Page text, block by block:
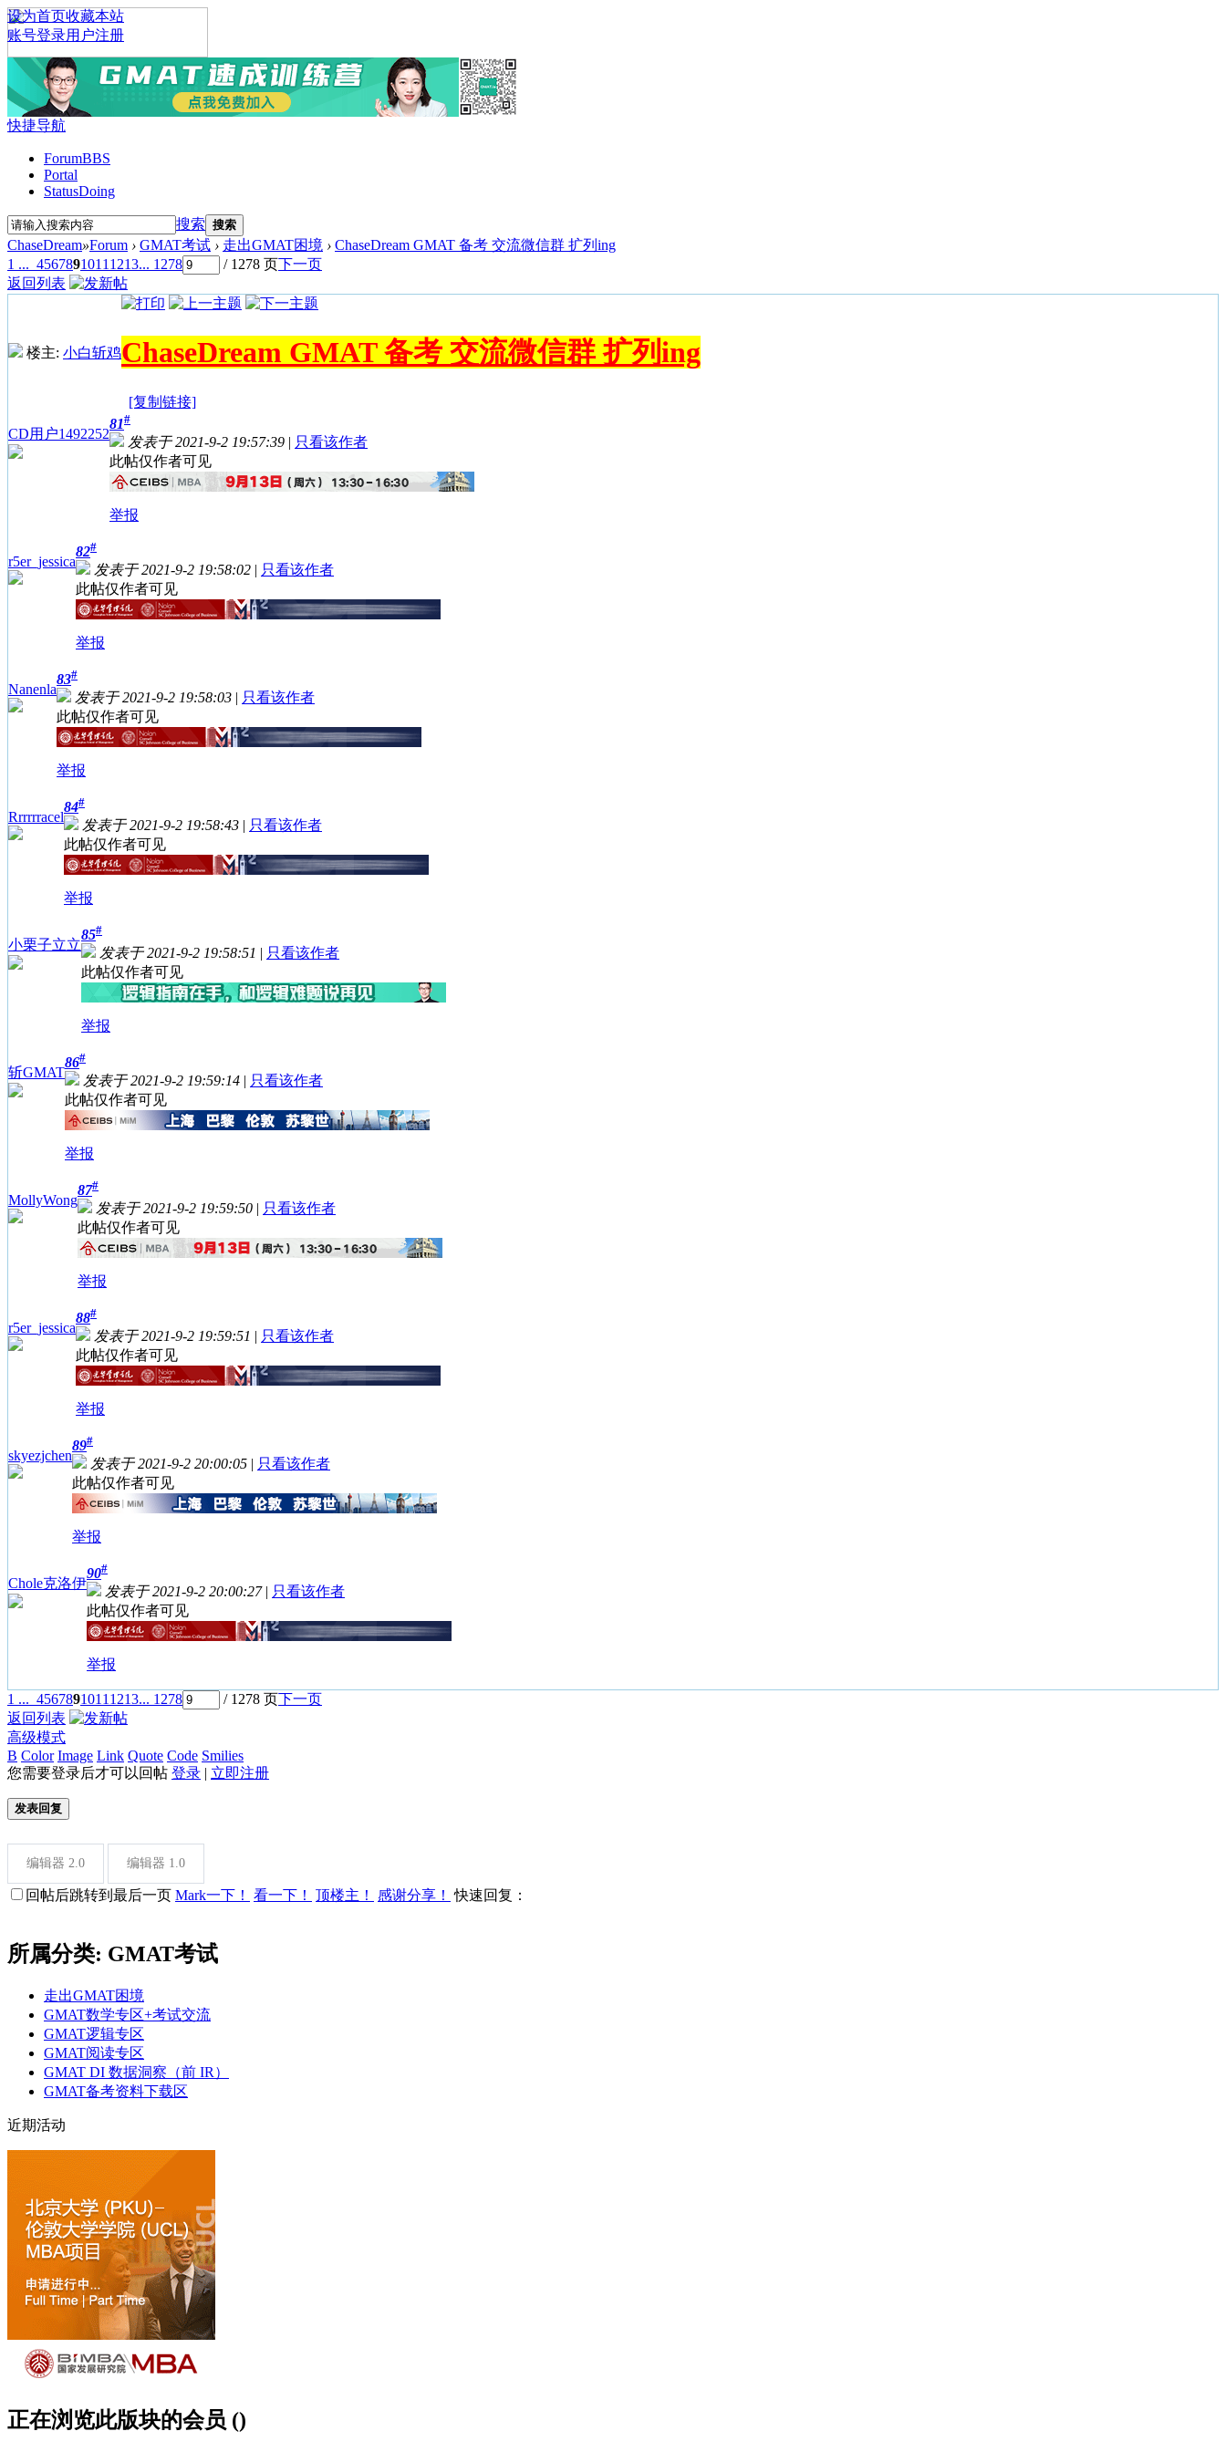
设为首页收藏本站
账号登录用户注册
快捷导航
ForumBBS
Portal
StatusDoing
搜索 搜索
ChaseDream»Forum › GMAT考试 › 走出GMAT困境 › ChaseDream GMAT 备考 交流微信群 扩列ing
1 ... 4567891011 1213... 1278 / 1278 页下一页
返回列表
楼主: 小白斩鸡ChaseDream GMAT 备考 交流微信群 扩列ing
[复制链接]
CD用户1492252
81#
发表于 2021-9-2 19:57:39 | 只看该作者
此帖仅作者可见
举报
r5er_jessica
82#
发表于 2021-9-2 19:58:02 | 只看该作者
此帖仅作者可见
举报
Nanenla
83#
发表于 2021-9-2 19:58:03 | 只看该作者
此帖仅作者可见
举报
Rrrrrracel
84#
发表于 2021-9-2 19:58:43 | 只看该作者
此帖仅作者可见
举报
小栗子立立
85#
发表于 2021-9-2 19:58:51 | 只看该作者
此帖仅作者可见
举报
斩GMAT
86#
发表于 2021-9-2 19:59:14 | 只看该作者
此帖仅作者可见
举报
MollyWong
87#
发表于 2021-9-2 19:59:50 | 只看该作者
此帖仅作者可见
举报
r5er_jessica
88#
发表于 2021-9-2 19:59:51 | 只看该作者
此帖仅作者可见
举报
skyezjchen
89#
发表于 2021-9-2 20:00:05 | 只看该作者
此帖仅作者可见
举报
Chole克洛伊
90#
发表于 2021-9-2 20:00:27 | 只看该作者
此帖仅作者可见
举报
1 ... 4567891011 1213... 1278 / 1278 页下一页
返回列表
高级模式
B Color Image Link Quote Code Smilies
您需要登录后才可以回帖 登录 | 立即注册
发表回复
编辑器 2.0 编辑器 1.0
回帖后跳转到最后一页 Mark一下！ 看一下！ 顶楼主！ 感谢分享！ 快速回复：
所属分类: GMAT考试
走出GMAT困境
GMAT数学专区+考试交流
GMAT逻辑专区
GMAT阅读专区
GMAT DI 数据洞察（前 IR）
GMAT备考资料下载区
近期活动
正在浏览此版块的会员 ()